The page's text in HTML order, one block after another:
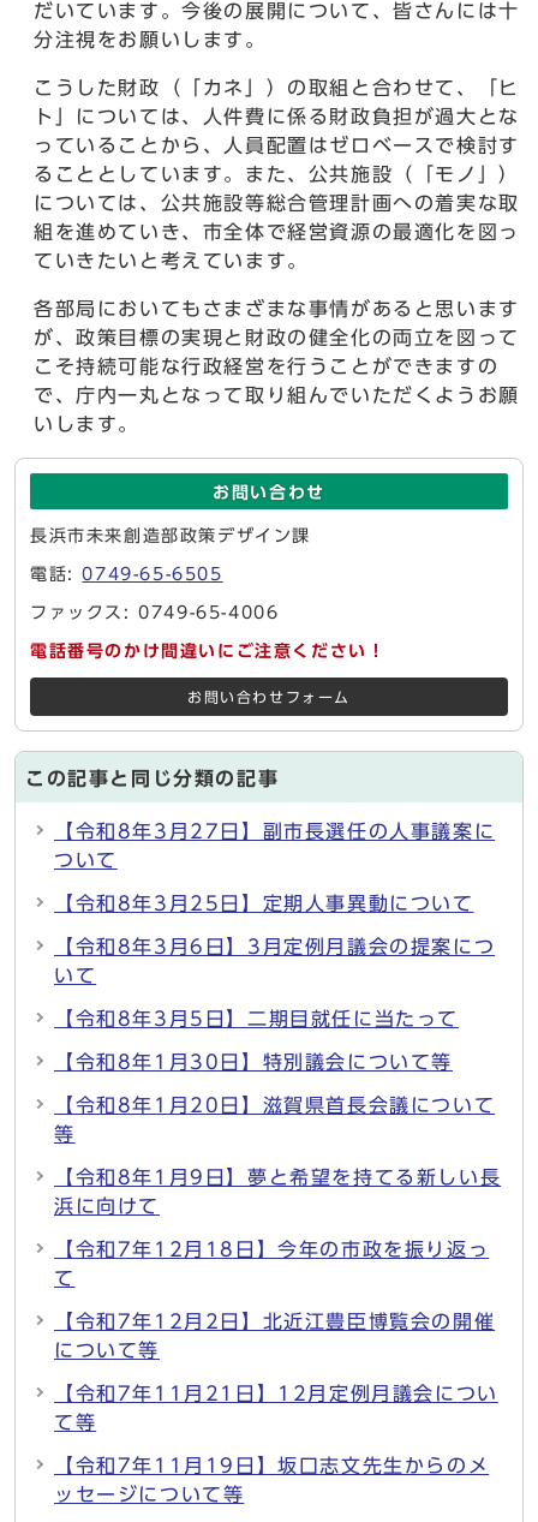
だいています。今後の展開について、皆さんには十
分注視をお願いします。
こうした財政（「カネ」）の取組と合わせて、「ヒ
ト」については、人件費に係る財政負担が過大とな
っていることから、人員配置はゼロベースで検討す
ることとしています。また、公共施設（「モノ」）
については、公共施設等総合管理計画への着実な取
組を進めていき、市全体で経営資源の最適化を図っ
ていきたいと考えています。
各部局においてもさまざまな事情があると思います
が、政策目標の実現と財政の健全化の両立を図って
こそ持続可能な行政経営を行うことができますの
で、庁内一丸となって取り組んでいただくようお願
いします。
お問い合わせ
長浜市未来創造部政策デザイン課
電話:0749-65-6505
ファックス: 0749-65-4006
電話番号のかけ間違いにご注意ください！
お問い合わせフォーム
この記事と同じ分類の記事
【令和8年3月27日】副市長選任の人事議案に
ついて
【令和8年3月25日】定期人事異動について
【令和8年3月6日】3月定例月議会の提案につ
いて
【令和8年3月5日】二期目就任に当たって
【令和8年1月30日】特別議会について等
【令和8年1月20日】滋賀県首長会議について
等
【令和8年1月9日】夢と希望を持てる新しい長
浜に向けて
【令和7年12月18日】今年の市政を振り返っ
て
【令和7年12月2日】北近江豊臣博覧会の開催
について等
【令和7年11月21日】12月定例月議会につい
て等
【令和7年11月19日】坂口志文先生からのメ
ッセージについて等